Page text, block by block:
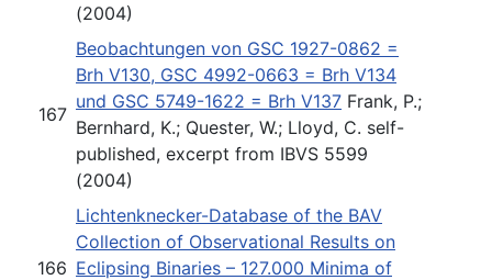
(2004)
167
Beobachtungen von GSC 1927-0862 =
Brh V130, GSC 4992-0663 = Brh V134
und GSC 5749-1622 = Brh V137 Frank, P.;
Bernhard, K.; Quester, W.; Lloyd, C. self-
published, excerpt from IBVS 5599
(2004)
166
Lichtenknecker-Database of the BAV
Collection of Observational Results on
Eclipsing Binaries – 127.000 Minima of